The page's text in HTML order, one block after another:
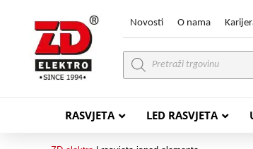
Novosti O nama
Products
search
RASVJETA LED RASVJETA